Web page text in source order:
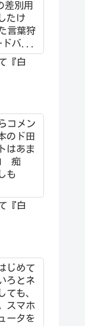
差別用
たけ
言葉狩
ドバ...
『白
コメン
のド田
はあま
痴
も
『白
じめて
ろとネ
ても、
スマホ
ータを